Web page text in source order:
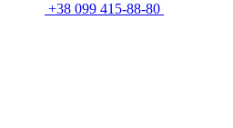
+38 099 415-88-80